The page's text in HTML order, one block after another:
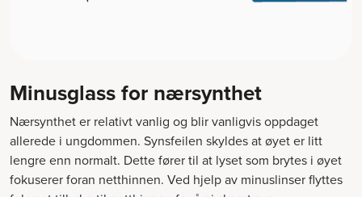
Minusglass for nærsynthet
Nærsynthet er relativt vanlig og blir vanligvis oppdaget
allerede i ungdommen. Synsfeilen skyldes at øyet er litt
lengre enn normalt. Dette fører til at lyset som brytes i øyet
fokuserer foran netthinnen. Ved hjelp av minuslinser flyttes